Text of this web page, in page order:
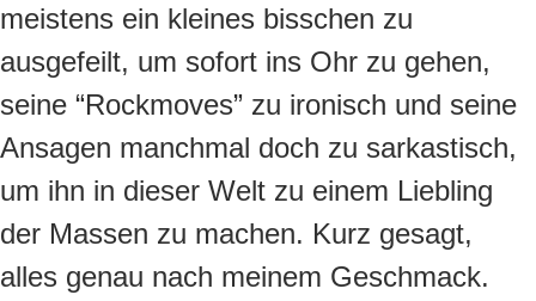
meistens ein kleines bisschen zu
ausgefeilt, um sofort ins Ohr zu gehen,
seine “Rockmoves” zu ironisch und seine
Ansagen manchmal doch zu sarkastisch,
um ihn in dieser Welt zu einem Liebling
der Massen zu machen. Kurz gesagt,
alles genau nach meinem Geschmack.